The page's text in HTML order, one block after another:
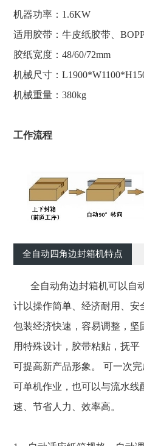
机器功率：1.6KW
适用胶带：牛皮纸胶带、
胶纸宽度：48/60/72mm
机械尺寸：
机械重量：380kg
工作流程
全自动四角边封箱机特点
全自动角边封箱机可以自
计以操作简单、经济耐用、安
包装经济快速，容易调整，
用特殊设计，胶带粘贴，抚平
可提高新产品形象。 可一次
可单机作业，也可以与流水线
速、节省人力、效率高。